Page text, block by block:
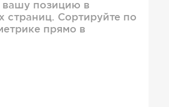
вашу позицию в
страниц. Сортируйте по
прямо в